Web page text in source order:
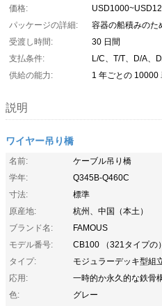
価格:
パッケージの詳細:
容器の船積みのた
受渡し時間:
30 日間
支払条件:
L/C、T/T、D/A、
供給の能力:
1 年ごとの 10000
説明
ワイヤー吊り橋
名前:
ケーブル吊り橋
学年:
Q345B-Q460C
寸法:
標準
原産地:
杭州、中国（本土）
ブランド名:
FAMOUS
モデル番号:
CB100 （321タイプの
タイプ:
モジュラーデッキ型組
応用:
一時的か永久的な鉄骨
色:
グレー